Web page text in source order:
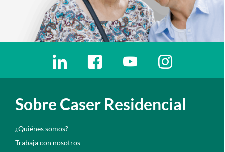
Ir a a la red social. Abre ventana nueva
Ir a a la red social. Abre ventana
Ir a a la red social. Abre
Ir a a la red
Sobre Caser Residencial
¿Quiénes somos?
Trabaja con nosotros